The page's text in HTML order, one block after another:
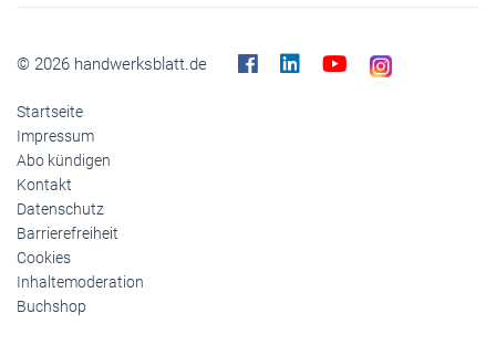
© 2026 handwerksblatt.de
Startseite
Impressum
Abo kündigen
Kontakt
Datenschutz
Barrierefreiheit
Cookies
Inhaltemoderation
Buchshop